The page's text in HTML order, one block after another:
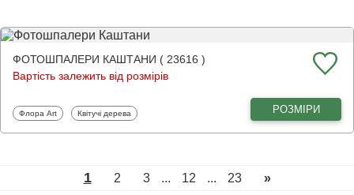
ФОТОШПАЛЕРИ КАШТАНИ ( 23616 )
Вартість залежить від розмірів
Фотошпалери
Флора Art Фотошпалери
Квітучі дерева РОЗМІРИ
1 2 3 ... 12 ... 23 »